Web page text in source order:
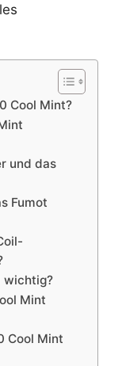
Cool Mint?
und das
Fumot
wichtig?
Mint
Cool Mint